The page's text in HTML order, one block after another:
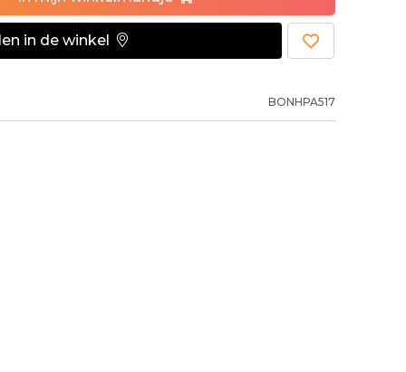
in de winkel
BONHPA517